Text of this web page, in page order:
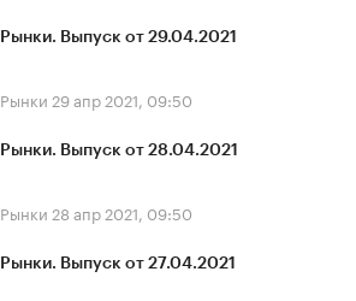
Рынки. Выпуск от 29.04.2021
Рынки 29 апр 2021, 09:50
Рынки. Выпуск от 28.04.2021
Рынки 28 апр 2021, 09:50
Рынки. Выпуск от 27.04.2021